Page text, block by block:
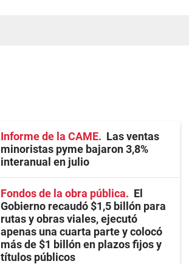
Informe de la CAME
Las ventas
minoristas pyme bajaron 3,8%
interanual en julio
Fondos de la obra pública
El
Gobierno recaudó $1,5 billón para
rutas y obras viales, ejecutó
apenas una cuarta parte y colocó
más de $1 billón en plazos fijos y
títulos públicos